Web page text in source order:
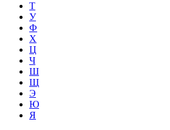
Т
У
Ф
Х
Ц
Ч
Ш
Щ
Э
Ю
Я